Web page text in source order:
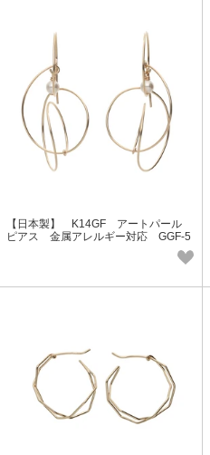
【日本製】 K14GF アートパール
ピアス 金属アレルギー対応 GGF-5